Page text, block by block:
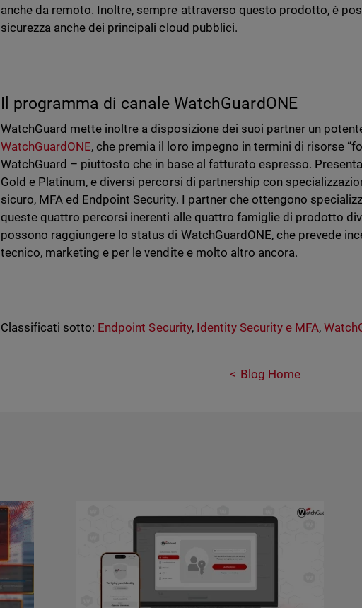
anche da remoto. Inoltre, sempre attraverso questo prodotto, è
sicurezza anche dei principali cloud pubblici.
Il programma di canale WatchGuardONE
WatchGuard mette inoltre a disposizione dei suoi partner un
WatchGuardONE, che premia il loro impegno in termini di risorse
WatchGuard – piuttosto che in base al fatturato espresso.
Gold e Platinum, e diversi percorsi di partnership con
sicuro, MFA ed Endpoint Security. I partner che ottengono
queste quattro percorsi inerenti alle quattro famiglie di prodotto
possono raggiungere lo status di WatchGuardONE, che prevede
tecnico, marketing e per le vendite e molto altro ancora.
Classificati sotto: Endpoint Security, Identity Security e MFA,
Blog Home